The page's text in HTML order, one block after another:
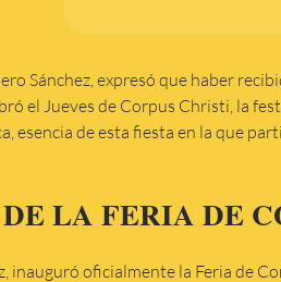
Sánchez, expresó que haber
el Jueves de Corpus Christi, la
esencia de esta fiesta en la que
LA FERIA DE
oficialmente la Feria de